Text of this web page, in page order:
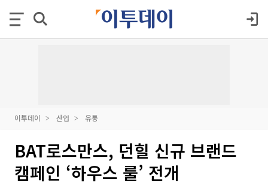
이투데이 산업 유통
BAT로스만스, 던힐 신규 브랜드
캠페인 ‘하우스 룰’ 전개